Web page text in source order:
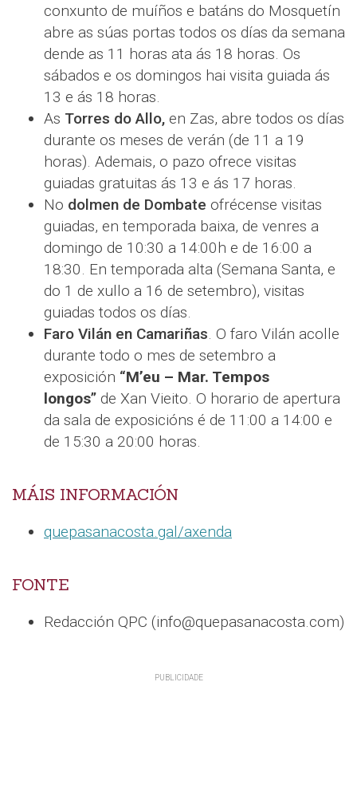
conxunto de muíños e batáns do Mosquetín
abre as súas portas todos os días da semana
dende as 11 horas ata ás 18 horas. Os
sábados e os domingos hai visita guiada ás
13 e ás 18 horas.
As Torres do Allo, en Zas, abre todos os días
durante os meses de verán (de 11 a 19
horas). Ademais, o pazo ofrece visitas
guiadas gratuitas ás 13 e ás 17 horas.
No dolmen de Dombate ofrécense visitas
guiadas, en temporada baixa, de venres a
domingo de 10:30 a 14:00h e de 16:00 a
18:30. En temporada alta (Semana Santa, e
do 1 de xullo a 16 de setembro), visitas
guiadas todos os días.
Faro Vilán en Camariñas. O faro Vilán acolle
durante todo o mes de setembro a
exposición “M’eu – Mar. Tempos
longos” de Xan Vieito. O horario de apertura
da sala de exposicións é de 11:00 a 14:00 e
de 15:30 a 20:00 horas.
MÁIS INFORMACIÓN
quepasanacosta.gal/axenda
FONTE
Redacción QPC (info@quepasanacosta.com)